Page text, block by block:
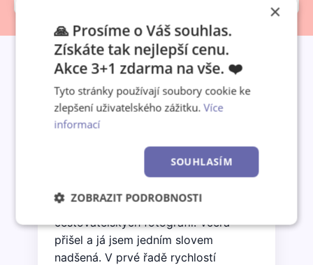
Co o nás říkají zákazníci
jako vánoční dárek synovi z jeho
cestovatelských fotografií. Včera
přišel a já jsem jedním slovem
nadšená. V prvé řadě rychlostí
×
🙏 Prosíme o Váš souhlas.
Získáte tak nejlepší cenu.
Akce 3+1 zdarma na vše. ❤️
Tyto stránky používají soubory cookie ke
zlepšení uživatelského zážitku.Více
informací
SOUHLASÍM
ZOBRAZIT PODROBNOSTI
Nezbytně
nutné
soubory
Výkonové
soubory
Soubory
cílení